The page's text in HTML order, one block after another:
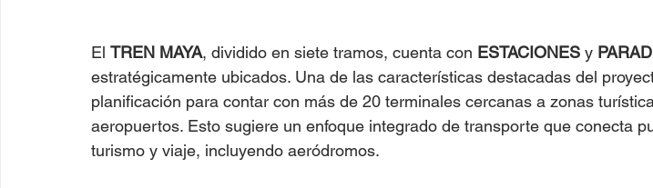
El TREN MAYA, dividido en siete tramos, cuenta con ESTACIONES y
estratégicamente ubicados. Una de las características destacadas del
planificación para contar con más de 20 terminales cercanas a zonas
aeropuertos​​. Esto sugiere un enfoque integrado de transporte que conecta
turismo y viaje, incluyendo aeródromos.